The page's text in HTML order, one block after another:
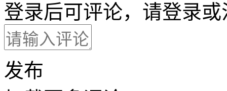
登录后可评论，请登录或
发布